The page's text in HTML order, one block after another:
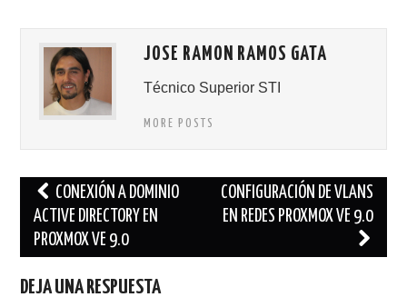
JOSE RAMON RAMOS GATA
Técnico Superior STI
MORE POSTS
Navegación
de
entradas
CONEXIÓN A DOMINIO
ACTIVE DIRECTORY EN
PROXMOX VE 9.0
CONFIGURACIÓN DE VLANS
EN REDES PROXMOX VE 9.0
DEJA UNA RESPUESTA